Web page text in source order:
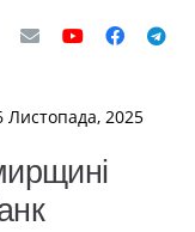
Листопада, 2025